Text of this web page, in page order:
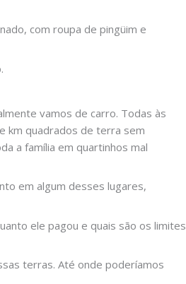
com roupa de pingüim e
vamos de carro. Todas às
km quadrados de terra sem
a família em quartinhos mal
em algum desses lugares,
ele pagou e quais são os limites
terras. Até onde poderíamos